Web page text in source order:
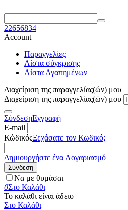
22656834
Account
Παραγγελίες
Λίστα σύγκρισης
Λίστα Αγαπημένων
Διαχείριση της παραγγελίας(ών) μου
Διαχείριση της παραγγελίας(ών) μου
ΣύνδεσηΕγγραφή
E-mail
ΚώδικόςΞεχάσατε τον Κωδικό;
Δημιουργήστε ένα Λογαριασμό
Σύνδεση
Να με θυμάσαι
0Στο Καλάθι
Το καλάθι είναι άδειο
Στο Καλάθι